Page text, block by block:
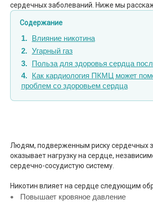
сердечных заболеваний. Ниже мы
Содержание
Влияние никотина
Угарный газ
Польза для здоровья сердца
Как кардиология ПКМЦ может
проблем со здоровьем сердца
Людям, подверженным риску сердечных
оказывает нагрузку на сердце,
сердечно-сосудистую систему.
Никотин влияет на сердце следующим
Повышает кровяное давление